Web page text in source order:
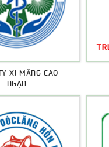
XI MĂNG CAO
NGẠN